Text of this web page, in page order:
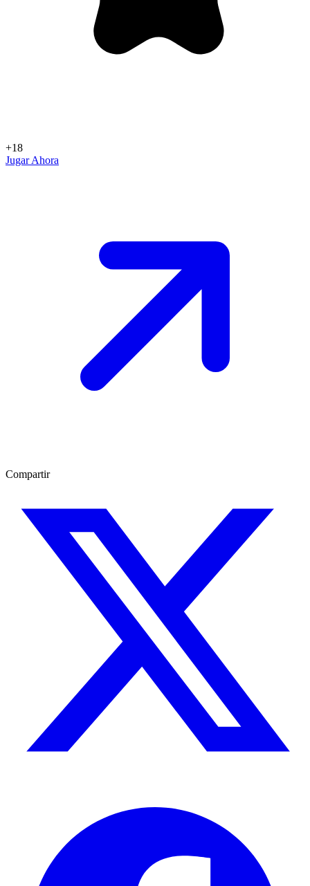
+18
Jugar Ahora
Compartir